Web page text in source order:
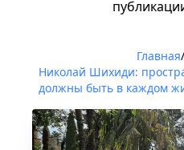
Главная/
Николай Шихиди:
должны быть в каждом